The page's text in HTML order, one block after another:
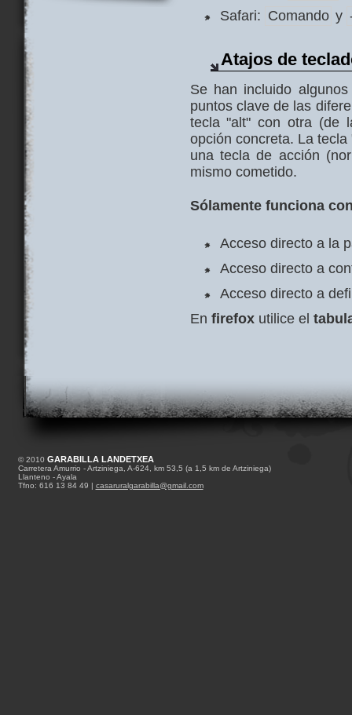
Safari: Comando y
Atajos de
Se han incluido
puntos clave de las
tecla "alt" con otra (de
opción concreta. La
una tecla de acción
mismo cometido.
Sólamente funciona
Acceso directo a la
Acceso directo a
Acceso directo a
En firefoxutilice el
© 2010 GARABILLA LANDETXEA
Carretera Amurrio - Artziniega, A-624, km 53,5 (a 1,5 km de Artziniega)
Llanteno - Ayala
Tfno: 616 13 84 49 | casaruralgarabilla@gmail.com